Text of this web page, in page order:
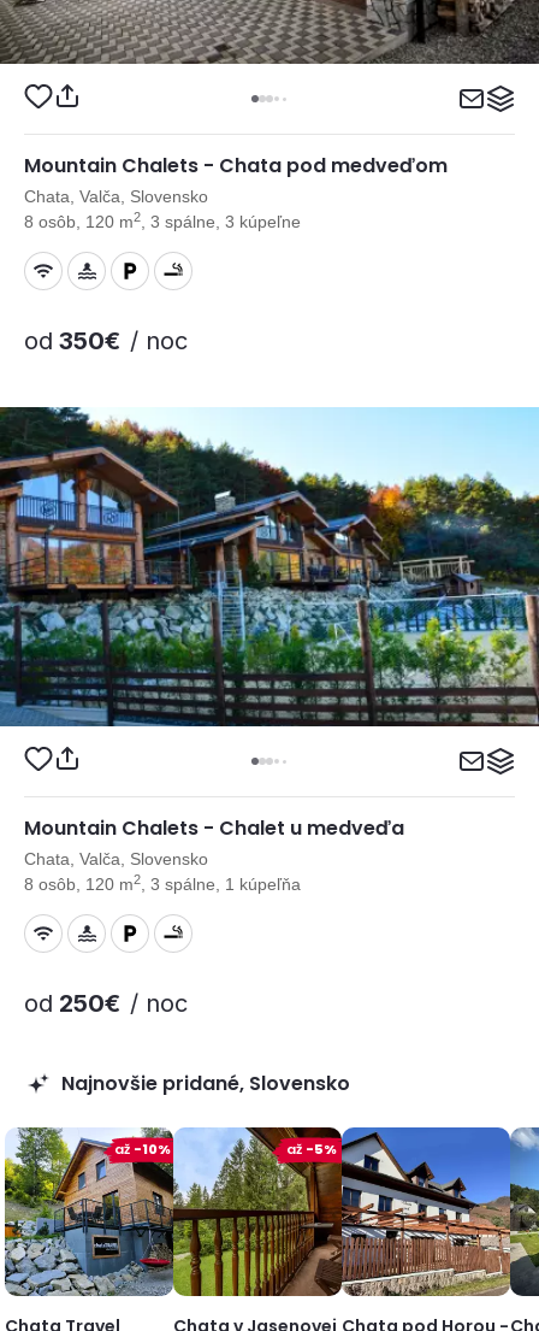
Mountain Chalets - Chata pod medveďom
Chata, Valča, Slovensko
8 osôb, 120 m2 , 3 spálne, 3 kúpeľne
od 350€ / noc
Mountain Chalets - Chalet u medveďa
Chata, Valča, Slovensko
8 osôb, 120 m2 , 3 spálne, 1 kúpeľňa
od 250€ / noc
Najnovšie pridané, Slovensko
Chata Travel
až -10%
Chata v Jasenovej
až -5%
Chata pod Horou -